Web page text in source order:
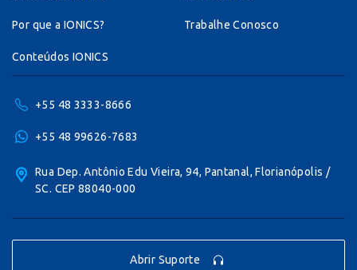
Por que a IONICS?
Conteúdos IONICS
Trabalhe Conosco
+55 48 3333-8666
+55 48 99626-7683
Rua Dep. Antônio Edu Vieira, 94, Pantanal, Florianópolis /
SC. CEP 88040-000
Abrir Suporte